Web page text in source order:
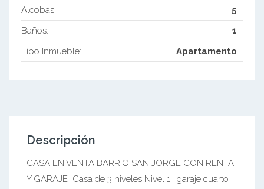
Alcobas:
5
Baños:
1
Tipo Inmueble:
Apartamento
Descripción
CASA EN VENTA BARRIO SAN JORGE CON RENTA
Y GARAJE Casa de 3 niveles Nivel 1: garaje cuarto